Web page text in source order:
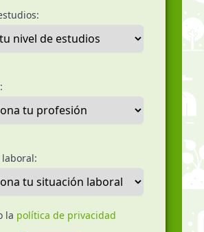
la política de privacidad